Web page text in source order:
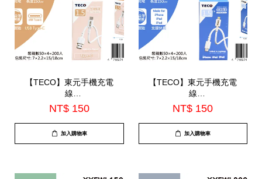
【TECO】東元手機充電
線
150CM(XYFWL1502AC)
NT$ 150
加入購物車
【TECO】東元手機充電
線
150CM(XYFWL1503CL)
NT$ 150
加入購物車